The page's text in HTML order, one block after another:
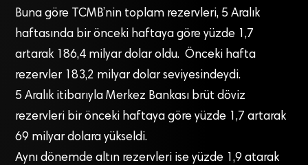
Buna göre TCMB’nin toplam rezervleri, 5 Aralık
haftasında bir önceki haftaya göre yüzde 1,7
artarak 186,4 milyar dolar oldu. Önceki hafta
rezervler 183,2 milyar dolar seviyesindeydi.
5 Aralık itibarıyla Merkez Bankası brüt döviz
rezervleri bir önceki haftaya göre yüzde 1,7 artarak
69 milyar dolara yükseldi.
Aynı dönemde altın rezervleri ise yüzde 1,9 atarak